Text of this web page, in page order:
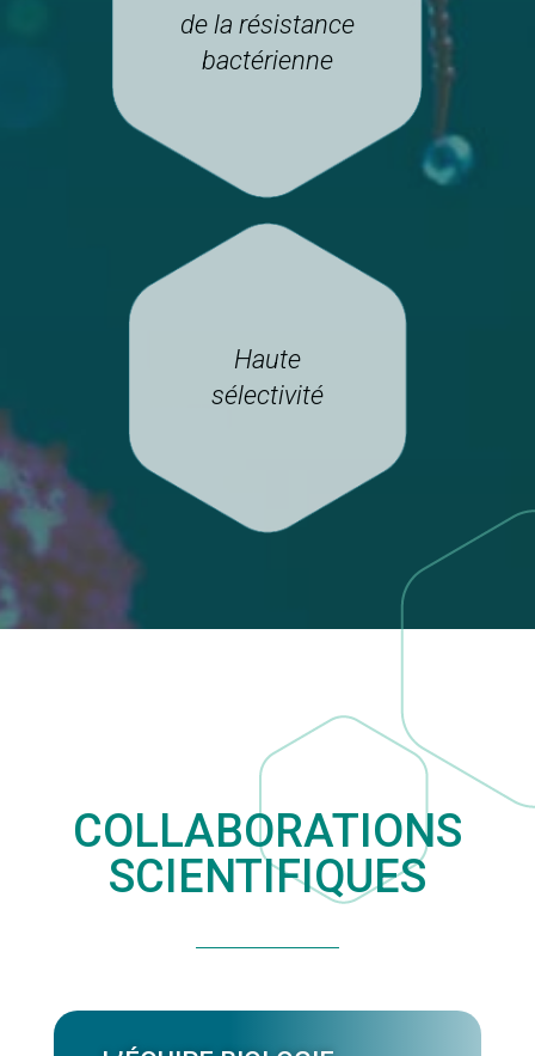
de la résistance
bactérienne
Haute
sélectivité
COLLABORATIONS
SCIENTIFIQUES